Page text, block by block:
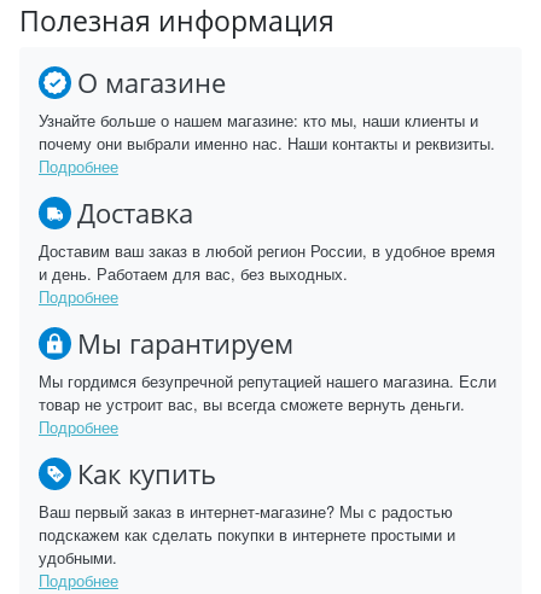
Полезная информация
О магазине
Узнайте больше о нашем магазине: кто мы, наши клиенты и
почему они выбрали именно нас. Наши контакты и реквизиты.
Подробнее
Доставка
Доставим ваш заказ в любой регион России, в удобное время
и день. Работаем для вас, без выходных.
Подробнее
Мы гарантируем
Мы гордимся безупречной репутацией нашего магазина. Если
товар не устроит вас, вы всегда сможете вернуть деньги.
Подробнее
Как купить
Ваш первый заказ в интернет-магазине? Мы с радостью
подскажем как сделать покупки в интернете простыми и
удобными.
Подробнее